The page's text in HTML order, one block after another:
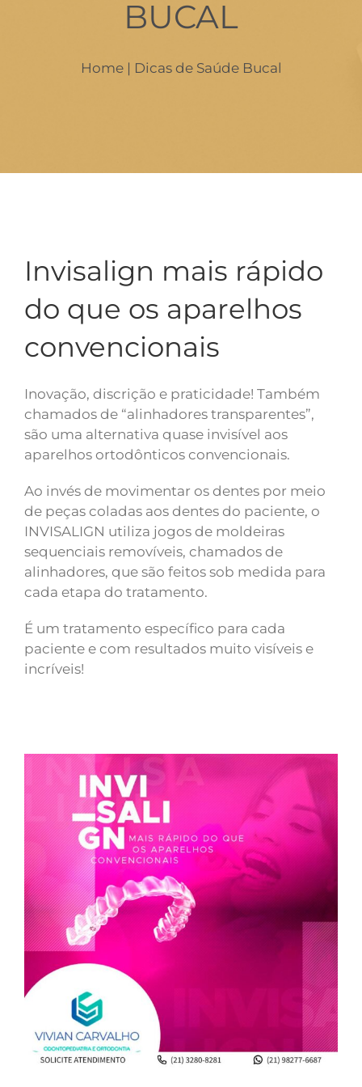
BUCAL
Home| Dicas de Saúde Bucal
Invisalign mais rápido
do que os aparelhos
convencionais
Inovação, discrição e praticidade! Também
chamados de “alinhadores transparentes”,
são uma alternativa quase invisível aos
aparelhos ortodônticos convencionais.
Ao invés de movimentar os dentes por meio
de peças coladas aos dentes do paciente, o
INVISALIGN utiliza jogos de moldeiras
sequenciais removíveis, chamados de
alinhadores, que são feitos sob medida para
cada etapa do tratamento.
É um tratamento específico para cada
paciente e com resultados muito visíveis e
incríveis!